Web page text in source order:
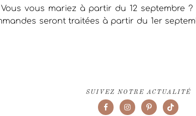
vous mariez à partir du 12 septembre ?
seront traitées à partir du 1er
SUIVEZ NOTRE ACTUALITÉ